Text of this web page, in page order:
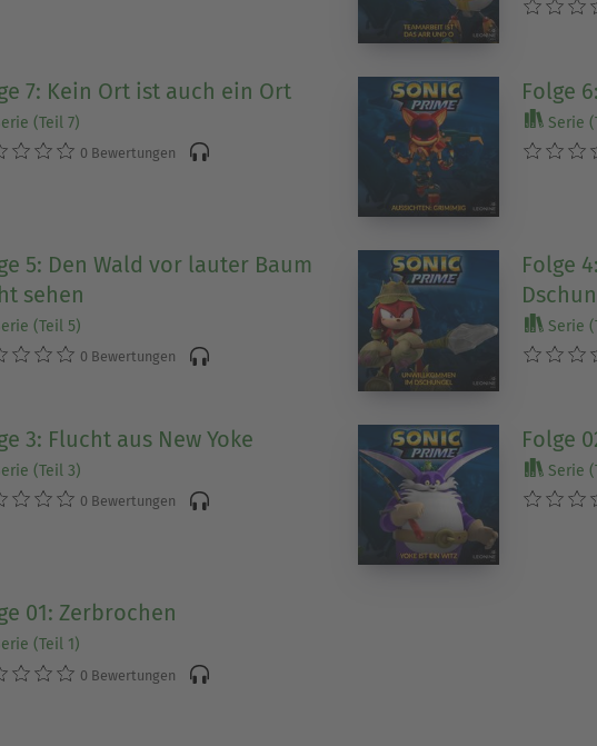
7: Kein Ort ist auch ein Ort
(Teil 7)
0 Bewertungen
Folge
Serie
5: Den Wald vor lauter Baum
sehen
(Teil 5)
0 Bewertungen
Folge
Serie
3: Flucht aus New Yoke
(Teil 3)
0 Bewertungen
Folge
Serie
01: Zerbrochen
(Teil 1)
0 Bewertungen